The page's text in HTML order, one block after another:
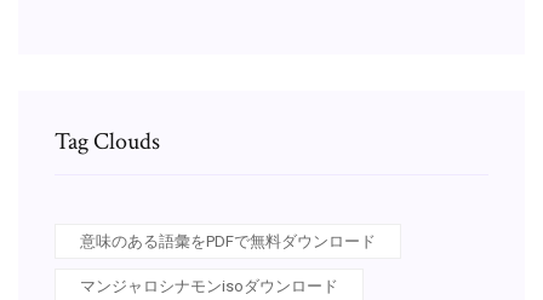
Tag Clouds
意味のある語彙をPDFで無料ダウンロード
マンジャロシナモンisoダウンロード